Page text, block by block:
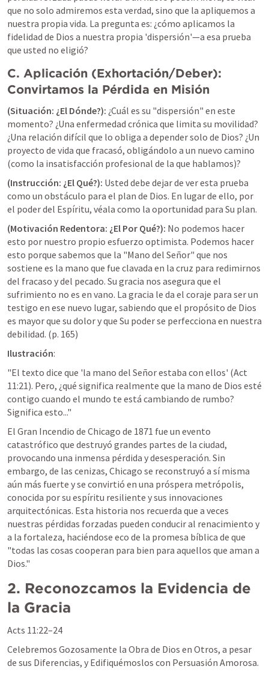
que no solo admiremos esta verdad, sino que la apliquemos a
nuestra propia vida. La pregunta es: ¿cómo aplicamos la
fidelidad de Dios a nuestra propia 'dispersión'—a esa prueba
que usted no eligió?
C. Aplicación (Exhortación/Deber):
Convirtamos la Pérdida en Misión
(Situación: ¿El Dónde?): ¿Cuál es su "dispersión" en este
momento? ¿Una enfermedad crónica que limita su movilidad?
¿Una relación difícil que lo obliga a depender solo de Dios? ¿Un
proyecto de vida que fracasó, obligándolo a un nuevo camino
(como la insatisfacción profesional de la que hablamos)?
(Instrucción: ¿El Qué?): Usted debe dejar de ver esta prueba
como un obstáculo para el plan de Dios. En lugar de ello, por
el poder del Espíritu, véala como la oportunidad para Su plan.
(Motivación Redentora: ¿El Por Qué?): No podemos hacer
esto por nuestro propio esfuerzo optimista. Podemos hacer
esto porque sabemos que la "Mano del Señor" que nos
sostiene es la mano que fue clavada en la cruz para redimirnos
del fracaso y del pecado. Su gracia nos asegura que el
sufrimiento no es en vano. La gracia le da el coraje para ser un
testigo en ese nuevo lugar, sabiendo que el propósito de Dios
es mayor que su dolor y que Su poder se perfecciona en nuestra
debilidad. (p. 165)
Ilustración:
"El texto dice que 'la mano del Señor estaba con ellos' (Act
11:21). Pero, ¿qué significa realmente que la mano de Dios esté
contigo cuando el mundo te está cambiando de rumbo?
Significa esto..."
El Gran Incendio de Chicago de 1871 fue un evento
catastrófico que destruyó grandes partes de la ciudad,
provocando una inmensa pérdida y desesperación. Sin
embargo, de las cenizas, Chicago se reconstruyó a sí misma
aún más fuerte y se convirtió en una próspera metrópolis,
conocida por su espíritu resiliente y sus innovaciones
arquitectónicas. Esta historia nos recuerda que a veces
nuestras pérdidas forzadas pueden conducir al renacimiento y
a la fortaleza, haciéndose eco de la promesa bíblica de que
"todas las cosas cooperan para bien para aquellos que aman a
Dios."
2. Reconozcamos la Evidencia de
la Gracia
Acts 11:22–24
Celebremos Gozosamente la Obra de Dios en Otros, a pesar
de sus Diferencias, y Edifiquémoslos con Persuasión Amorosa.